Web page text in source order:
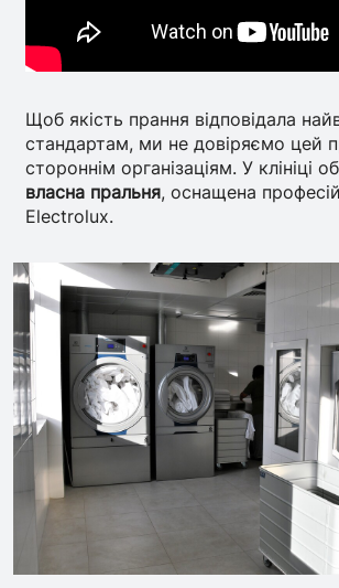
Щоб якість прання відповідала
стандартам, ми не довіряємо цей
стороннім організаціям. У клініці
власна пральня, оснащена
Electrolux.